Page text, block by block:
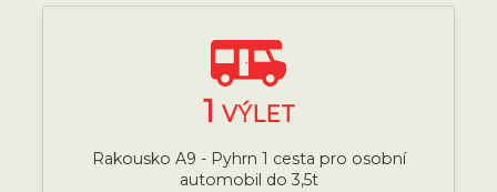
1 VÝLET
Rakousko A9 - Pyhrn 1 cesta pro osobní
automobil do 3,5t